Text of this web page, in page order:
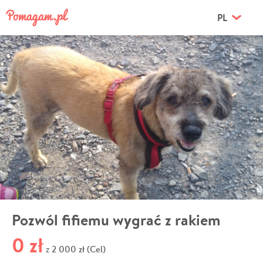
PL
Pozwól fifiemu wygrać z rakiem
0 zł z 2 000 zł (Cel)